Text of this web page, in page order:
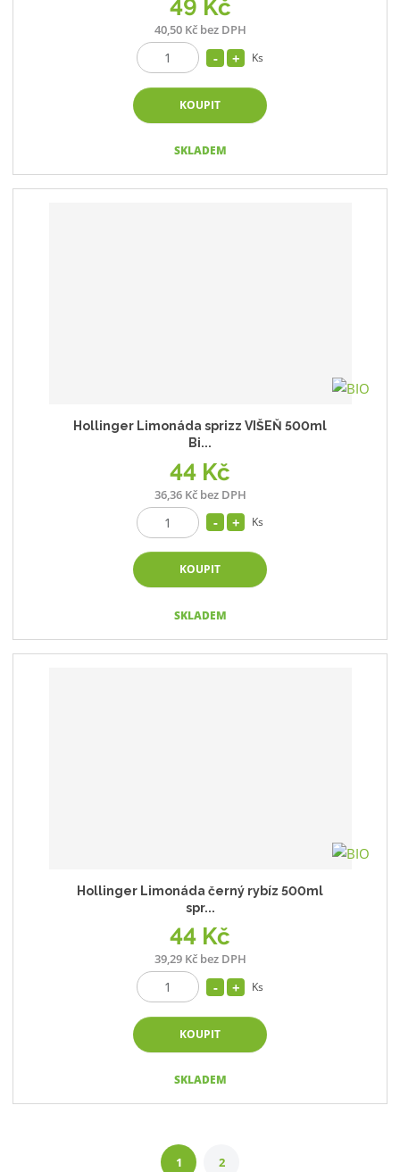
49 Kč
40,50 Kč bez DPH
Ks
KOUPIT
SKLADEM
Hollinger Limonáda sprizz VIŠEŇ 500ml
Bi...
44 Kč
36,36 Kč bez DPH
Ks
KOUPIT
SKLADEM
Hollinger Limonáda černý rybíz 500ml
spr...
44 Kč
39,29 Kč bez DPH
Ks
KOUPIT
SKLADEM
1 2